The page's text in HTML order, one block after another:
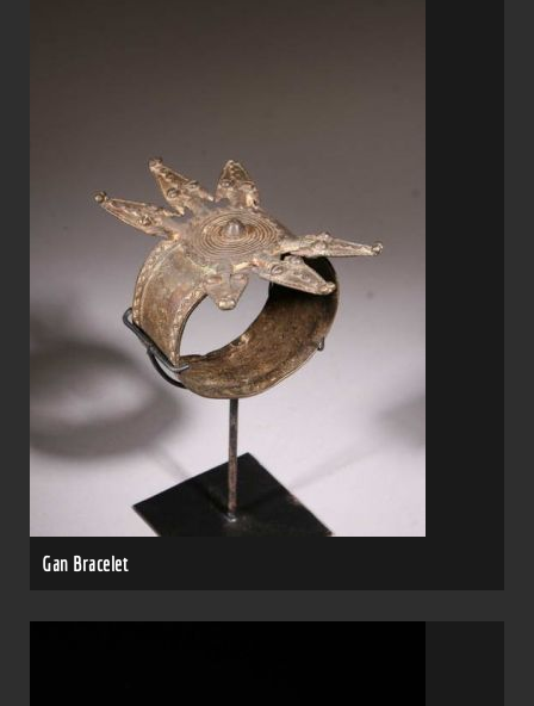
Gan Bracelet